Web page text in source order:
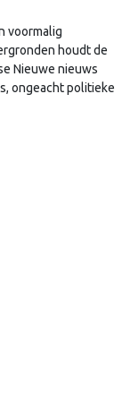
…
voormalig
houdt de
Nieuwe nieuws
ongeacht politieke